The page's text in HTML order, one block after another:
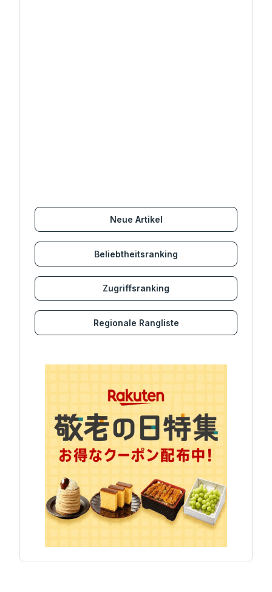
Neue Artikel
Beliebtheitsranking
Zugriffsranking
Regionale Rangliste